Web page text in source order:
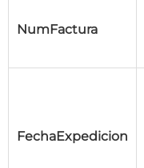
NumFactura
FechaExpedicion